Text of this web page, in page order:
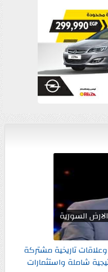
السورية
تاريخية مشتركة
شاملة واستثمارات